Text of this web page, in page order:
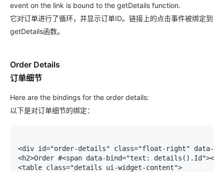
event on the link is bound to the getDetails function.
它对订单进行了循环，并显示订单ID。链接上的点击事件被绑定到
getDetails函数。
Order Details
订单细节
Here are the bindings for the order details:
以下是对订单细节的绑定：
<div id="order-details" class="float-right" data-
<h2>Order #<span data-bind="text: details().Id"></
<table class="details ui-widget-content">